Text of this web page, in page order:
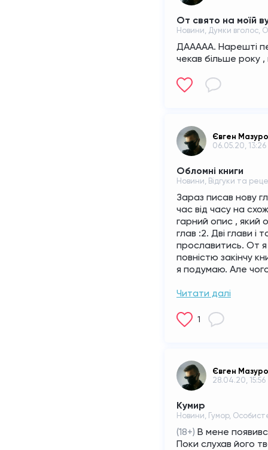
От свято на моїй
Новини, Думки вголос,
ДААААА. Нарешті
чекав більше року
Євген
06.05.20, 13:26
Обломні книги
Новини, Відгуки та
Зараз писав нову
час від часу на
гарний опис , який
глав :2. Дві глави і
прославитись. От
повністю закінчу
я подумаю. Але
Читати далі
1
Євген
28.04.20, 15:56
Кумир
Новини, Гумор,
(18+) В мене
Поки слухав його